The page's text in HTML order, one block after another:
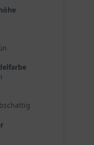
die
wird
und
Struktur